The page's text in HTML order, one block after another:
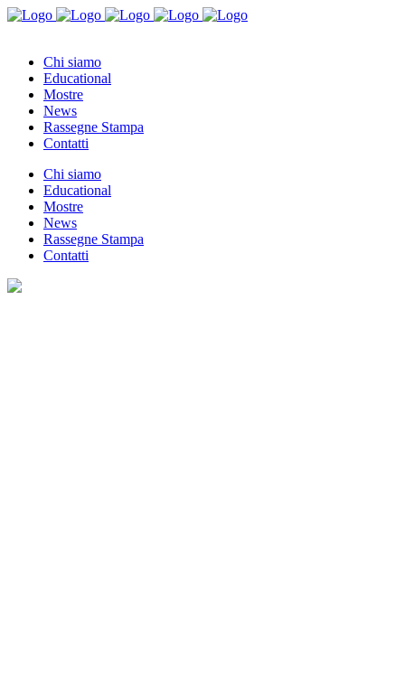
Chi siamo
Educational
Mostre
News
Rassegne Stampa
Contatti
Chi siamo
Educational
Mostre
News
Rassegne Stampa
Contatti